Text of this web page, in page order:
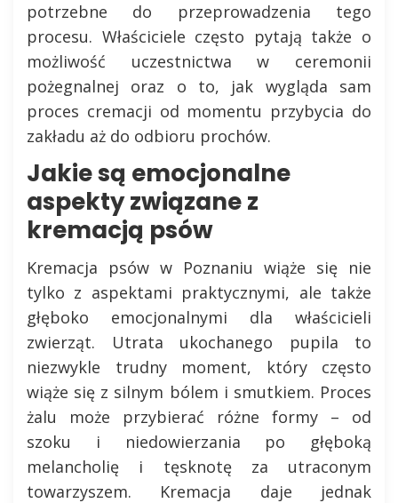
potrzebne do przeprowadzenia tego
procesu. Właściciele często pytają także o
możliwość uczestnictwa w ceremonii
pożegnalnej oraz o to, jak wygląda sam
proces cremacji od momentu przybycia do
zakładu aż do odbioru prochów.
Jakie są emocjonalne
aspekty związane z
kremacją psów
Kremacja psów w Poznaniu wiąże się nie
tylko z aspektami praktycznymi, ale także
głęboko emocjonalnymi dla właścicieli
zwierząt. Utrata ukochanego pupila to
niezwykle trudny moment, który często
wiąże się z silnym bólem i smutkiem. Proces
żalu może przybierać różne formy – od
szoku i niedowierzania po głęboką
melancholię i tęsknotę za utraconym
towarzyszem. Kremacja daje jednak